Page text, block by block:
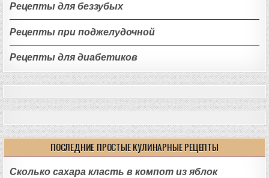
Рецепты для беззубых
Рецепты при поджелудочной
Рецепты для диабетиков
ПОСЛЕДНИЕ ПРОСТЫЕ КУЛИНАРНЫЕ РЕЦЕПТЫ
Сколько сахара класть в компот из яблок